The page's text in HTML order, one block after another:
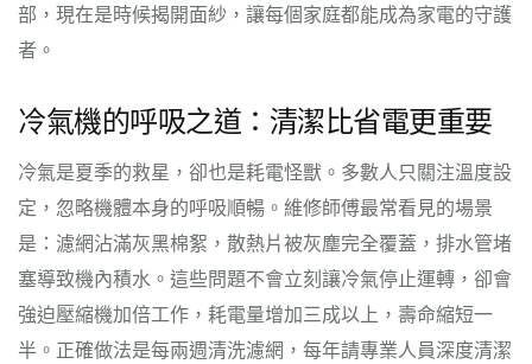
部，現在是時候揭開面紗，讓每個家庭都能成為家電的守護
者。
冷氣機的呼吸之道：清潔比省電更重要
冷氣是夏季的救星，卻也是耗電怪獸。多數人只關注溫度設
定，忽略機體本身的呼吸順暢。維修師傅最常看見的場景
是：濾網沾滿灰黑棉絮，散熱片被灰塵完全覆蓋，排水管堵
塞導致機內積水。這些問題不會立刻讓冷氣停止運轉，卻會
強迫壓縮機加倍工作，耗電量增加三成以上，壽命縮短一
半。正確做法是每兩週清洗濾網，每年請專業人員深度清潔